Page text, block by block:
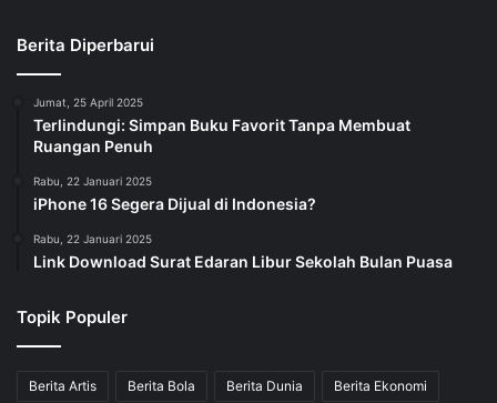
Berita Diperbarui
Jumat, 25 April 2025
Terlindungi: Simpan Buku Favorit Tanpa Membuat
Ruangan Penuh
Rabu, 22 Januari 2025
iPhone 16 Segera Dijual di Indonesia?
Rabu, 22 Januari 2025
Link Download Surat Edaran Libur Sekolah Bulan Puasa
Topik Populer
Berita Artis Berita Bola Berita Dunia Berita Ekonomi